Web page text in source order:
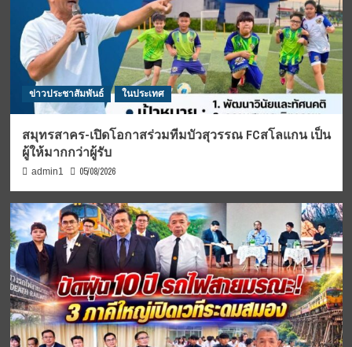
ข่าวประชาสัมพันธ์ ในประเทศ
สมุทรสาคร-เปิดโอกาสร่วมทีมบัวสุวรรณ FCสโลแกน เป็น
ผู้ให้มากกว่าผู้รับ
admin1 05/08/2026